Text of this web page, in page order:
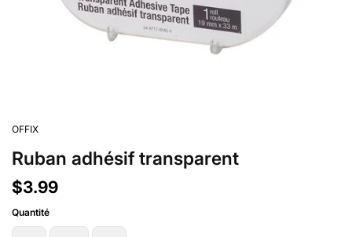
OFFIX
Ruban adhésif transparent
$3.99
Quantité